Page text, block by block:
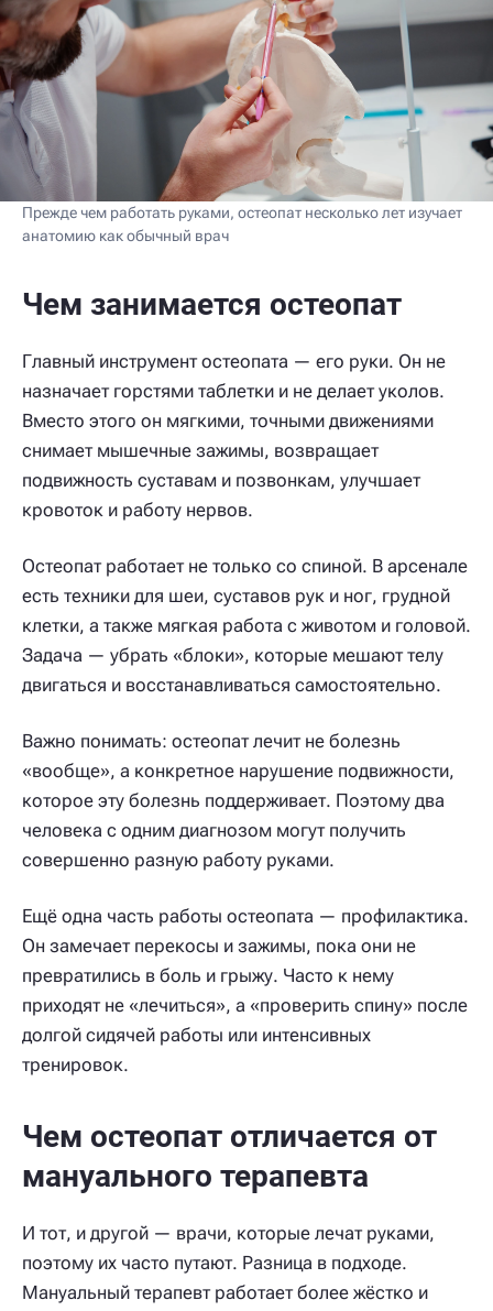
Прежде чем работать руками, остеопат несколько лет изучает
анатомию как обычный врач
Чем занимается остеопат
Главный инструмент остеопата — его руки. Он не
назначает горстями таблетки и не делает уколов.
Вместо этого он мягкими, точными движениями
снимает мышечные зажимы, возвращает
подвижность суставам и позвонкам, улучшает
кровоток и работу нервов.
Остеопат работает не только со спиной. В арсенале
есть техники для шеи, суставов рук и ног, грудной
клетки, а также мягкая работа с животом и головой.
Задача — убрать «блоки», которые мешают телу
двигаться и восстанавливаться самостоятельно.
Важно понимать: остеопат лечит не болезнь
«вообще», а конкретное нарушение подвижности,
которое эту болезнь поддерживает. Поэтому два
человека с одним диагнозом могут получить
совершенно разную работу руками.
Ещё одна часть работы остеопата — профилактика.
Он замечает перекосы и зажимы, пока они не
превратились в боль и грыжу. Часто к нему
приходят не «лечиться», а «проверить спину» после
долгой сидячей работы или интенсивных
тренировок.
Чем остеопат отличается от
мануального терапевта
И тот, и другой — врачи, которые лечат руками,
поэтому их часто путают. Разница в подходе.
Мануальный терапевт работает более жёстко и